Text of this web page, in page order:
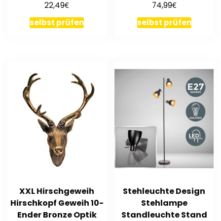
22,49€
selbst prüfen
74,99€
selbst prüfen
XXL Hirschgeweih
Hirschkopf Geweih 10-
Ender Bronze Optik
Stehleuchte Design
Stehlampe
Standleuchte Stand